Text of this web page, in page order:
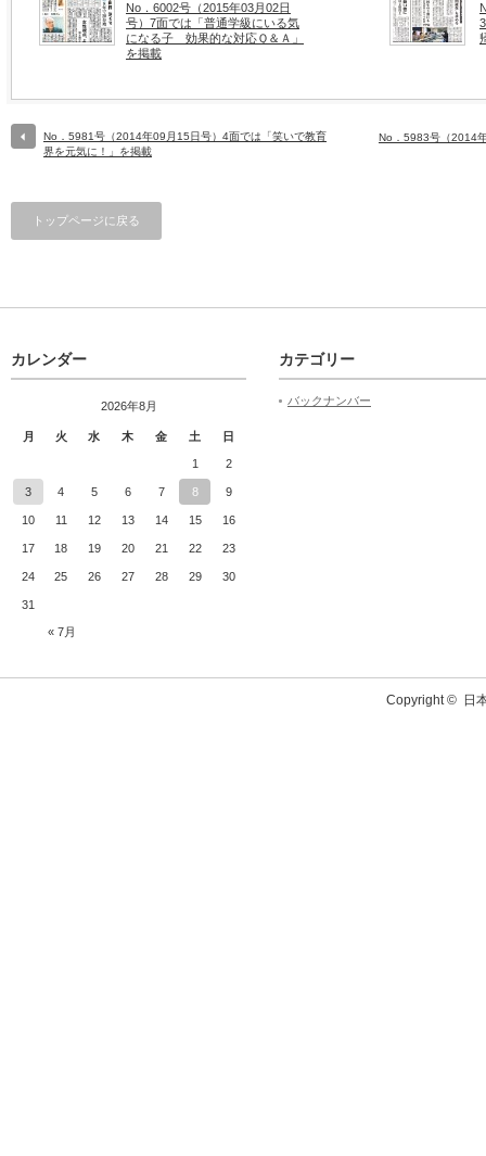
No．6002号（2015年03月02日
号）7面では「普通学級にいる気
になる子 効果的な対応Ｑ＆Ａ」
を掲載
No．5981号（2014年09月15日号）4面では「笑いで教育
界を元気に！」を掲載
No．5983号（2014
トップページに戻る
カレンダー
2026年8月
月 火 水 木 金 土 日
« 7月
1 2
3 4 5 6 7 8 9
10 11 12 13 14 15 16
17 18 19 20 21 22 23
24 25 26 27 28 29 30
31
カテゴリー
バックナンバー
Copyright © 日